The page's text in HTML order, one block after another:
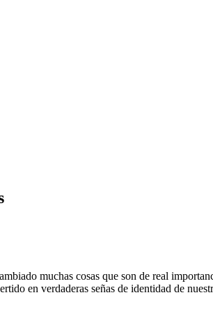
muchas cosas que son de real
en verdaderas señas de identidad de